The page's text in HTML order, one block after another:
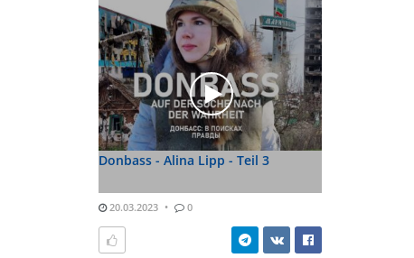
Donbass - Alina Lipp - Teil 3
20.03.2023 0